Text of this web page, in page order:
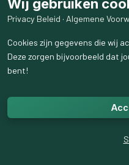
Wij gebruiken
Privacy Beleid · Algemene
Cookies zijn gegevens die wij
Deze zorgen bijvoorbeeld dat
bent!